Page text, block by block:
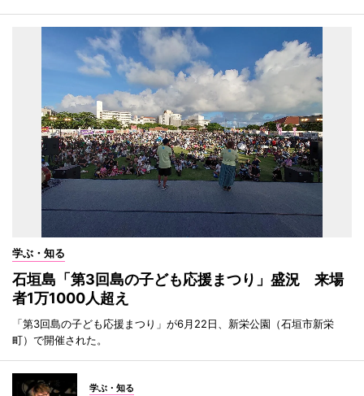
学ぶ・知る
石垣島「第3回島の子ども応援まつり」盛況 来場
者1万1000人超え
「第3回島の子ども応援まつり」が6月22日、新栄公園（石垣市新栄
町）で開催された。
学ぶ・知る